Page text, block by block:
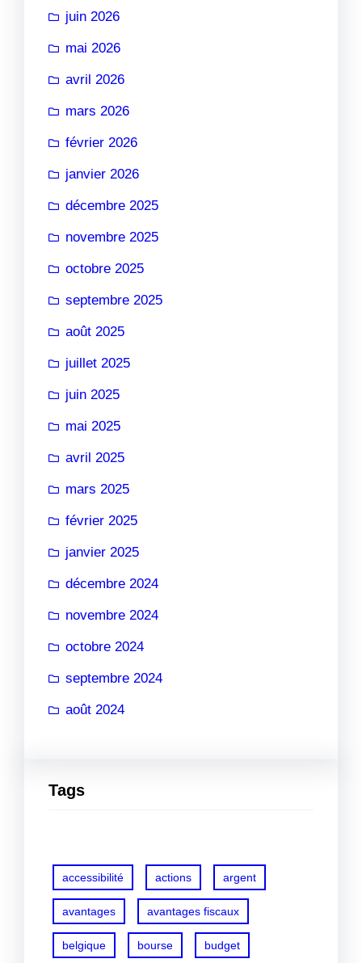
juin 2026
mai 2026
avril 2026
mars 2026
février 2026
janvier 2026
décembre 2025
novembre 2025
octobre 2025
septembre 2025
août 2025
juillet 2025
juin 2025
mai 2025
avril 2025
mars 2025
février 2025
janvier 2025
décembre 2024
novembre 2024
octobre 2024
septembre 2024
août 2024
Tags
accessibilité actions argent
avantages avantages fiscaux
belgique bourse budget